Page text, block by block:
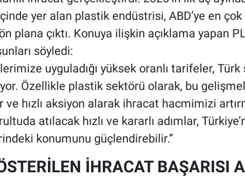
yer alan plastik endüstrisi, ABD’ye en
plana çıktı. Konuya ilişkin açıklama yapan
söyledi:
uyguladığı yüksek oranlı tarifeler,
Özellikle plastik sektörü olarak, bu
ve hızlı aksiyon alarak ihracat hacmimizi
atılacak hızlı ve kararlı adımlar,
konumunu güçlendirebilir.”
İHRACAT BAŞARISI